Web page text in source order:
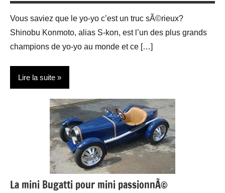
Vous saviez que le yo-yo c’est un truc sÃ©rieux?
Shinobu Konmoto, alias S-kon, est l’un des plus grands
champions de yo-yo au monde et ce […]
Lire la suite
Accessoires
Sports
La mini Bugatti pour mini passionnÃ©